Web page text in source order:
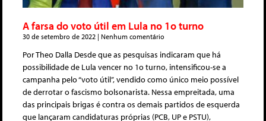
A farsa do voto útil em Lula no 1o turno
30 de setembro de 2022 Nenhum comentário
Por Theo Dalla Desde que as pesquisas indicaram que há
possibilidade de Lula vencer no 1o turno, intensificou-se a
campanha pelo “voto útil”, vendido como único meio possível
de derrotar o fascismo bolsonarista. Nessa empreitada, uma
das principais brigas é contra os demais partidos de esquerda
que lançaram candidaturas próprias (PCB, UP e PSTU),